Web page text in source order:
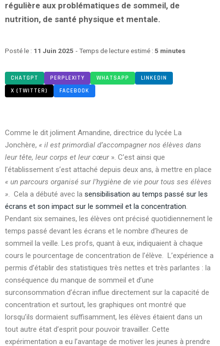
régulière aux problématiques de sommeil, de
nutrition, de santé physique et mentale.
Posté le : 11 Juin 2025 - Temps de lecture estimé : 5 minutes
CHATGPT PERPLEXITY WHATSAPP
LINKEDIN
X (TWITTER)
FACEBOOK
Comme le dit joliment Amandine, directrice du lycée La
Jonchère, « il est primordial d’accompagner nos élèves dans
leur tête, leur corps et leur cœur». C’est ainsi que
l’établissement s’est attaché depuis deux ans, à mettre en place
« un parcours organisé sur l’hygiène de vie pour tous ses élèves
». Cela a débuté avec la sensibilisation au temps passé sur les
écrans et son impact sur le sommeil et la concentration.
Pendant six semaines, les élèves ont précisé quotidiennement le
temps passé devant les écrans et le nombre d’heures de
sommeil la veille. Les profs, quant à eux, indiquaient à chaque
cours le pourcentage de concentration de l’élève. L’expérience a
permis d’établir des statistiques très nettes et très parlantes : la
conséquence du manque de sommeil et d’une
surconsommation d’écran influe directement sur la capacité de
concentration et surtout, les graphiques ont montré que
lorsqu’ils dormaient suffisamment, les élèves étaient dans un
tout autre état d’esprit pour pouvoir travailler. Cette
expérimentation a eu l’avantage de motiver les jeunes à prendre